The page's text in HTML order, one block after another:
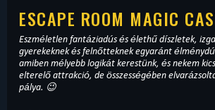
ESCAPE ROOM MAGIC
Eszméletlen fantáziadús és élethű díszletek,
gyerekeknek és felnőtteknek egyaránt
amiben mélyebb logikát kerestünk, és nekem
elterelő attrakció, de összességében
pálya. 😉